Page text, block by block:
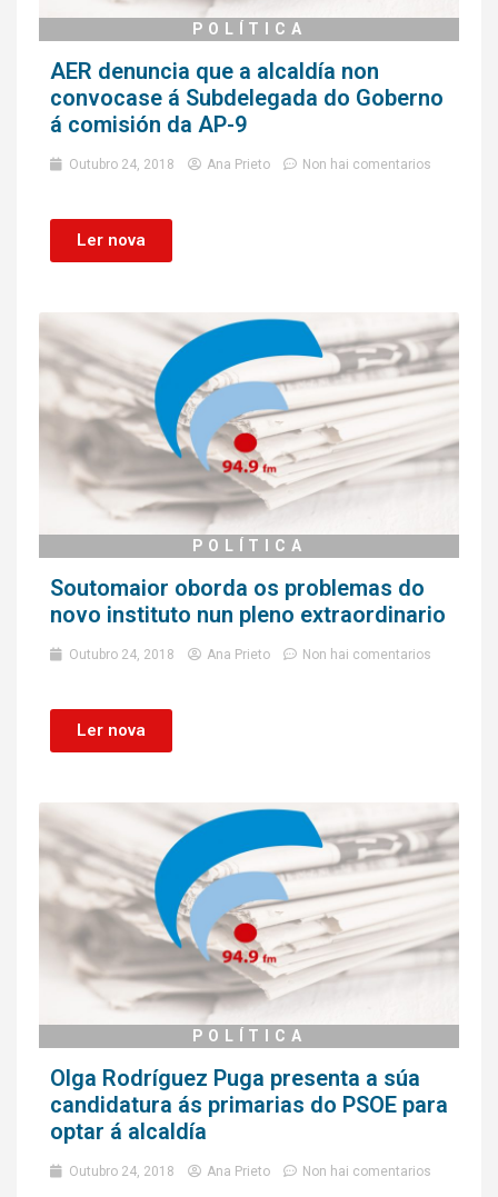
POLÍTICA
AER denuncia que a alcaldía non
convocase á Subdelegada do Goberno
á comisión da AP-9
Outubro 24, 2018 Ana Prieto Non hai comentarios
Ler nova
POLÍTICA
Soutomaior oborda os problemas do
novo instituto nun pleno extraordinario
Outubro 24, 2018 Ana Prieto Non hai comentarios
Ler nova
POLÍTICA
Olga Rodríguez Puga presenta a súa
candidatura ás primarias do PSOE para
optar á alcaldía
Outubro 24, 2018 Ana Prieto Non hai comentarios